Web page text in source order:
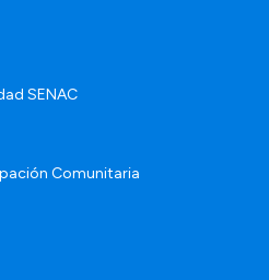
SENAC
Comunitaria